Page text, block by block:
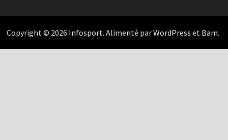
Copyright © 2026 Infosport. Alimenté parWordPress et Bam.